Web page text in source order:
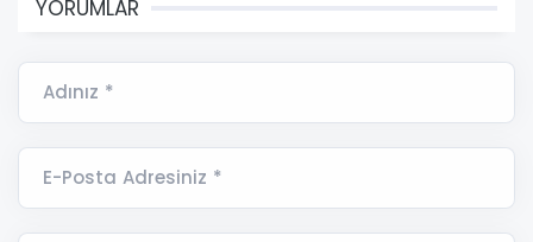
YORUMLAR
Adınız *
E-Posta Adresiniz *